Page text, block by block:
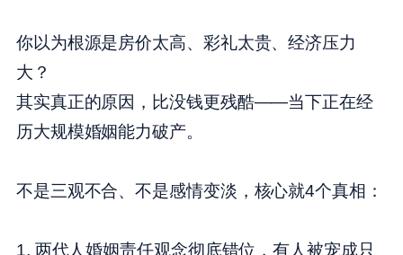
你以为根源是房价太高、彩礼太贵、经济压力
大？
其实真正的原因，比没钱更残酷——当下正在经
历大规模婚姻能力破产。
不是三观不合、不是感情变淡，核心就4个真相：
1. 两代人婚姻责任观念彻底错位，有人被宠成只